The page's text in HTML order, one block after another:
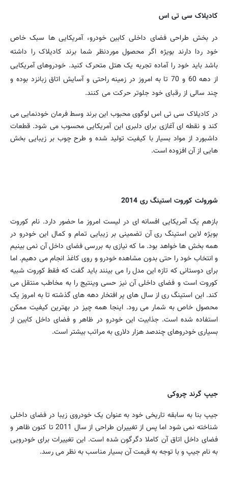
کادیلاک سی تی اس
در بخش طراحی فضای داخلی کابین خودرو، آمریکایی ها سبک خاص
خود ردا دارند بویژه اگر محصول موردنظر شما برند کادیلاک را داشته
باشد باید خود را آماده تجربه یک هتل متحرک کنید. خودروهای آمریکایی
از دهه 60 و 70 تا به امروز در زمینه راحتی و آسایش اتاق زبانزد بوده و
چند سالی از رقبای خود جلوتر حرکت می کنند.
در کادیلاک سی تی اس لوگوی محبوب این برند وسط فرمان خودنمایی می
کند و نقطه ای آغازی برای دلبری این آمریکایی محسوب می شود. قطعات
داشبورد از مواد بسیار با کیفیت تولید شده و طرح چوب بر زیبایی بخش
هایی از آن افزوده است.
شورولت کوروت استینگ ری 2014
بازهم یک آمریکایی افسانه ای در لیست امروز ما حضور دارد. نام کوروت
بویژه لاین استینگ ری آن تضمینی بر زیبایی تمام و کمال این خودرو در
همه بخش ها خواهد بود. ما که نیازی به بررسی فضای داخل آن نمی بینیم
و انتخاب خود را حتی بدون مشاهده خودرو و روی کاغذ انجام می دهیم. اما
برای دوستانی که تازه این مدل را می بینند باید گفت که فقط کوروت شبیه
کوروت است و فضای داخلی آن نیز حسی وینتیج را به مخاطب منتقل می
کند. این استینگ ری از سال های پر افتخار دهه های گذشته تا به امروز یک
محصول خاص به شمار می رود. اینجا همه چیز در بهترین کیفیت ممکن
استفاده شده است. جذابیت این خودرو در ظاهر و فضای داخل کابین از
بسیاری خودروهای چندصد هزار دلاری به مراتب بیشتر است.
جیپ گرند چروکی
جیپ بنا به سابقه تاریخی خود به عنوان یک خودروی زیبا در فضای داخلی
شناخته نمی شود اما پس از تغییران طراحی از سال 2011 تا کنون ظاهر و
فضای داخل اتاق آن کاملا دگرگون شده است. این تغییرات برای خودرویی
به نام جیپ و با توجه به قیمت آن بسیار مناسب به نظر می رسد.